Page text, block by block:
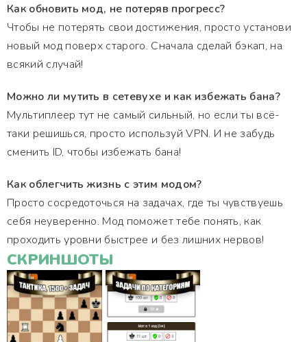
Как обновить мод, не потеряв прогресс?
Чтобы не потерять свои достижения, просто установи
новый мод поверх старого. Сначала сделай бэкап, на
всякий случай!
Можно ли мутить в сетевухе и как избежать бана?
Мультиплеер тут не самый сильный, но если ты всё-
таки решишься, просто используй VPN. И не забудь
сменить ID, чтобы избежать бана!
Как облегчить жизнь с этим модом?
Просто сосредоточься на задачах, где ты чувствуешь
себя неуверенно. Мод поможет тебе понять, как
проходить уровни быстрее и без лишних нервов!
СКРИНШОТЫ